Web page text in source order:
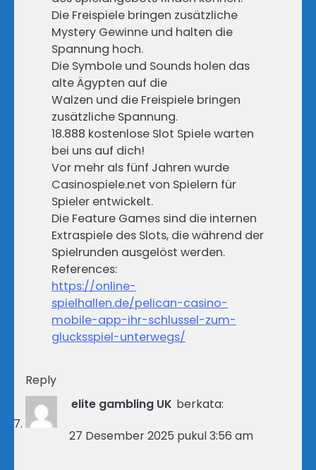
Die Freispiele bringen zusätzliche
Mystery Gewinne und halten die
Spannung hoch.
Die Symbole und Sounds holen das
alte Ägypten auf die
Walzen und die Freispiele bringen
zusätzliche Spannung.
18.888 kostenlose Slot Spiele warten
bei uns auf dich!
Vor mehr als fünf Jahren wurde
Casinospiele.net von Spielern für
Spieler entwickelt.
Die Feature Games sind die internen
Extraspiele des Slots, die während der
Spielrunden ausgelöst werden.
References:
https://online-
spielhallen.de/pelican-casino-
mobile-app-ihr-schlussel-zum-
glucksspiel-unterwegs/
Reply
elite gambling UK berkata:
27 Desember 2025 pukul 3:56 am